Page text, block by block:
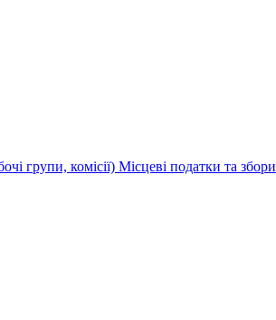
групи, комісії) Місцеві податки та збори